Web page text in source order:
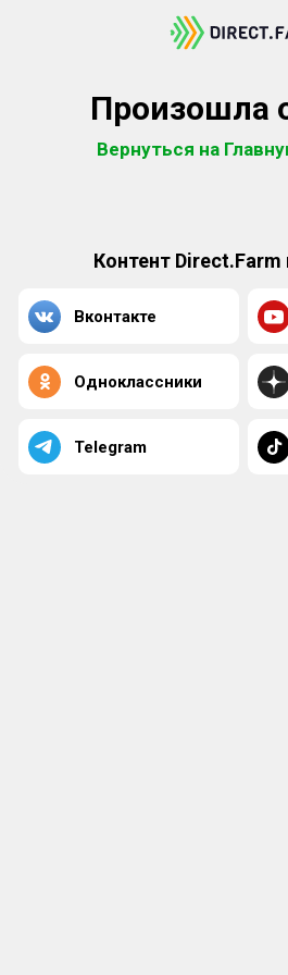
Произошла
Вернуться на
Контент Direct.Farm
Вконтакте
Одноклассники
Telegram